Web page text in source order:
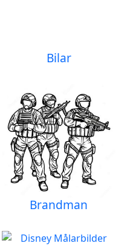
Bilar
Brandman